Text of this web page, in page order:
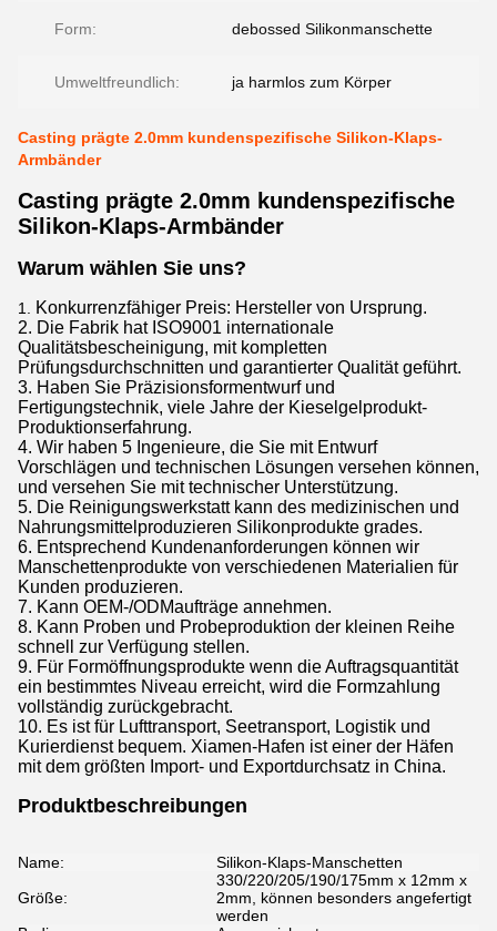
Form: debossed Silikonmanschette
Umweltfreundlich: ja harmlos zum Körper
Casting prägte 2.0mm kundenspezifische Silikon-Klaps-
Armbänder
Casting prägte 2.0mm kundenspezifische
Silikon-Klaps-Armbänder
Warum wählen Sie uns?
1.
Konkurrenzfähiger Preis: Hersteller von Ursprung.
2. Die Fabrik hat ISO9001 internationale
Qualitätsbescheinigung, mit kompletten
Prüfungsdurchschnitten und garantierter Qualität geführt.
3. Haben Sie Präzisionsformentwurf und
Fertigungstechnik, viele Jahre der Kieselgelprodukt-
Produktionserfahrung.
4. Wir haben 5 Ingenieure, die Sie mit Entwurf
Vorschlägen und technischen Lösungen versehen können,
und versehen Sie mit technischer Unterstützung.
5. Die Reinigungswerkstatt kann des medizinischen und
Nahrungsmittelproduzieren Silikonprodukte grades.
6. Entsprechend Kundenanforderungen können wir
Manschettenprodukte von verschiedenen Materialien für
Kunden produzieren.
7. Kann OEM-/ODMaufträge annehmen.
8. Kann Proben und Probeproduktion der kleinen Reihe
schnell zur Verfügung stellen.
9. Für Formöffnungsprodukte wenn die Auftragsquantität
ein bestimmtes Niveau erreicht, wird die Formzahlung
vollständig zurückgebracht.
10. Es ist für Lufttransport, Seetransport, Logistik und
Kurierdienst bequem. Xiamen-Hafen ist einer der Häfen
mit dem größten Import- und Exportdurchsatz in China.
Produktbeschreibungen
Name:
Silikon-Klaps-Manschetten
Größe:
330/220/205/190/175mm x 12mm x
2mm, können besonders angefertigt
werden